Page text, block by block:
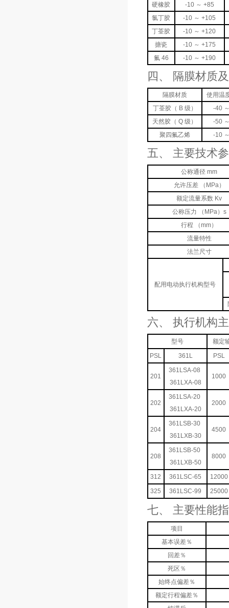
硬橡胶
-10 ～ +85
氯丁胶
-10 ～ +105
丁荃胶
-10 ～ +120
搪瓷
-10 ～ +175
氟 46
-10 ～ +190
四、 隔膜材质
隔膜材质
使用温
丁荃胶（ B 级）
-40
天然胶（ Q 级）
-50
聚四氟乙烯
-10
五、 主要技术
公称通径 mm
允许压差 （MPa）
额定流量系数 Kv
公称压力 （MPa）s
行程 （mm）
流量特性
法兰尺寸
配用电动执行机构型号
六、 执行机构
型号
额定
PSL
361L PSL
201
361LSA-08
361LXA-08
1000
202
361LSA-20
361LXA-20
2000
204
361LSB-30
361LXB-30
4500
208
361LSB-50
361LXB-50
8000
312 361LSC-65
12000
325
361LSC-99 25000
七、 主要性能
项目
基本误差％
回差％
死区％
始终点偏差％
额定行程偏差％